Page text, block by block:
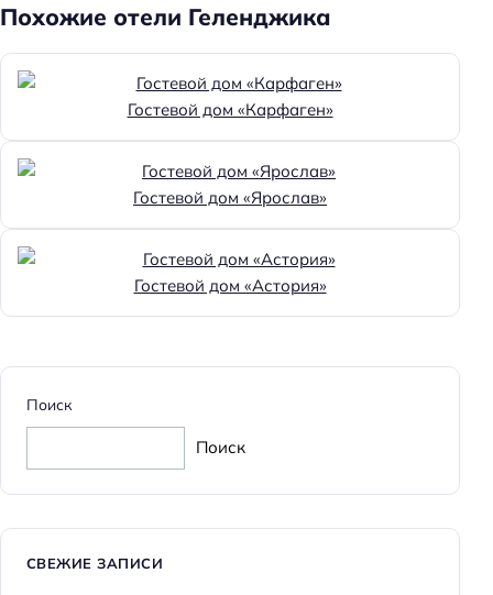
Цена номера (ночь): 2000–6000 ₽/ночь
Доступность
Доступность входа на инвалидной коляске:
Доступность помещения на инвалидной коляске:
Парковка
Парковка
Достижения
Хорошее место
Веранда
Главное
Wi-fi
Похожие отели Геленджика
Гостевой дом «Карфаген»
Гостевой дом «Ярослав»
Гостевой дом «Астория»
Поиск
Поиск
СВЕЖИЕ ЗАПИСИ